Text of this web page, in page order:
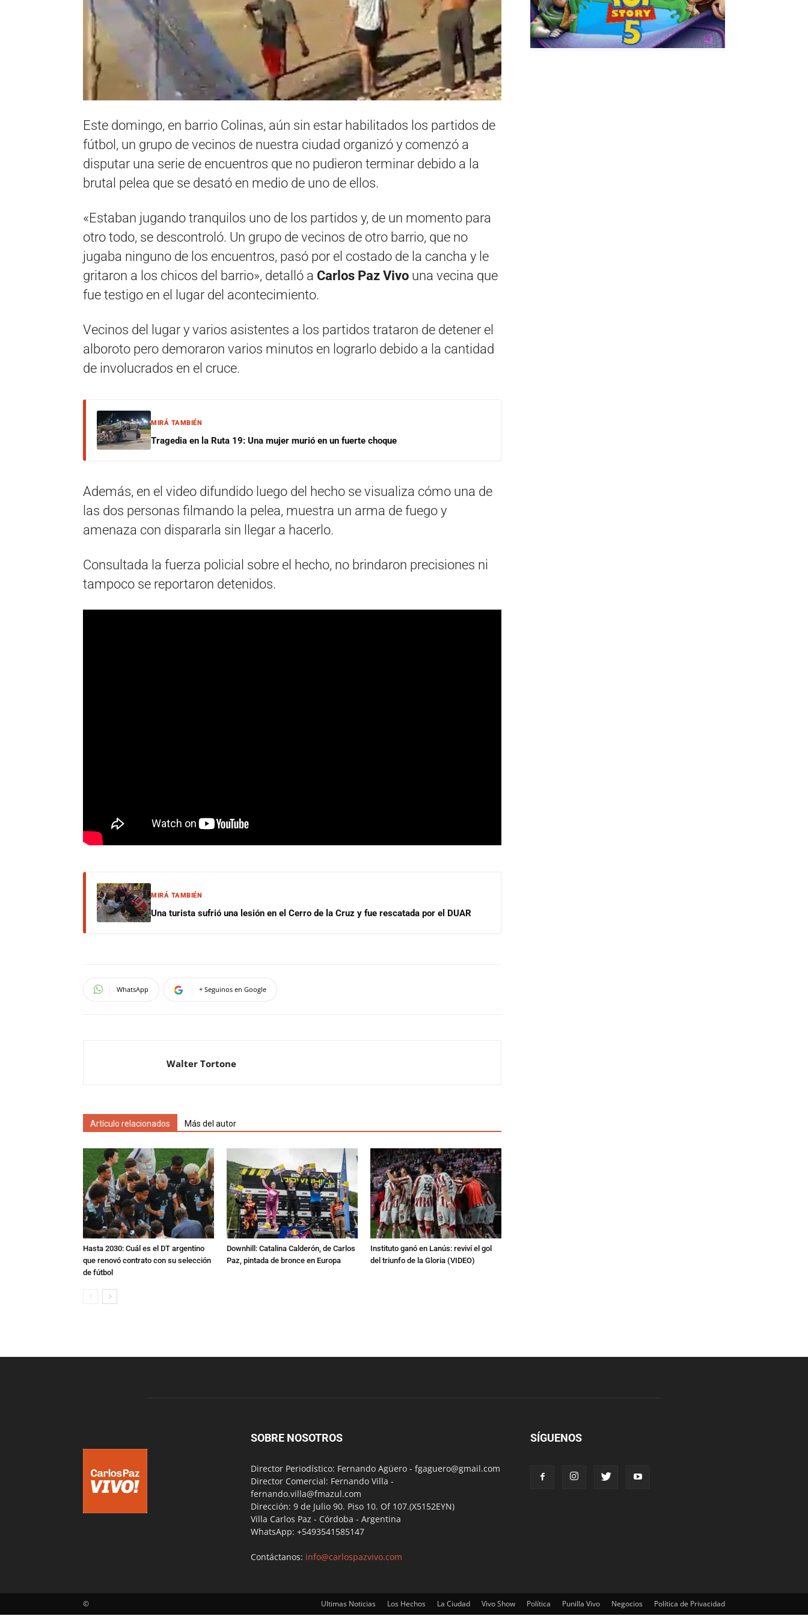
Este domingo, en barrio Colinas, aún sin estar habilitados los partidos de
fútbol, un grupo de vecinos de nuestra ciudad organizó y comenzó a
disputar una serie de encuentros que no pudieron terminar debido a la
brutal pelea que se desató en medio de uno de ellos.
«Estaban jugando tranquilos uno de los partidos y, de un momento para
otro todo, se descontroló. Un grupo de vecinos de otro barrio, que no
jugaba ninguno de los encuentros, pasó por el costado de la cancha y le
gritaron a los chicos del barrio», detalló a Carlos Paz Vivo una vecina que
fue testigo en el lugar del acontecimiento.
Vecinos del lugar y varios asistentes a los partidos trataron de detener el
alboroto pero demoraron varios minutos en lograrlo debido a la cantidad
de involucrados en el cruce.
MIRÁ TAMBIÉN
Tragedia en la Ruta 19: Una mujer murió en un fuerte choque
Además, en el video difundido luego del hecho se visualiza cómo una de
las dos personas filmando la pelea, muestra un arma de fuego y
amenaza con dispararla sin llegar a hacerlo.
Consultada la fuerza policial sobre el hecho, no brindaron precisiones ni
tampoco se reportaron detenidos.
MIRÁ TAMBIÉN
Una turista sufrió una lesión en el Cerro de la Cruz y fue rescatada por el DUAR
WhatsApp + Seguinos en Google
Walter Tortone
Artículo relacionados Más del autor
Hasta 2030: Cuál es el DT argentino
que renovó contrato con su selección
de fútbol
Downhill: Catalina Calderón, de Carlos
Paz, pintada de bronce en Europa
Instituto ganó en Lanús: reviví el gol
del triunfo de la Gloria (VIDEO)
SOBRE NOSOTROS
Director Periodístico: Fernando Agüero - fgaguero@gmail.com
Director Comercial: Fernando Villa -
fernando.villa@fmazul.com
Dirección: 9 de Julio 90. Piso 10. Of 107.(X5152EYN)
Villa Carlos Paz - Córdoba - Argentina
WhatsApp: +5493541585147
Contáctanos: info@carlospazvivo.com
SÍGUENOS
Ultimas Noticias Los Hechos La Ciudad Vivo Show Política Punilla Vivo Negocios Política de Privacidad
©